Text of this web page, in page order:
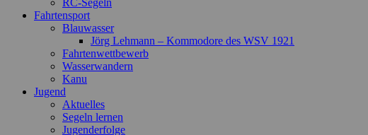
RC-Segeln
Fahrtensport
Blauwasser
Jörg Lehmann – Kommodore des WSV 1921
Fahrtenwettbewerb
Wasserwandern
Kanu
Jugend
Aktuelles
Segeln lernen
Jugenderfolge